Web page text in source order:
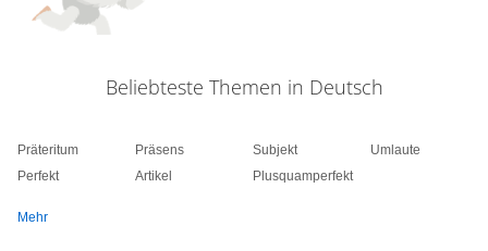
Beliebteste Themen in Deutsch
Präteritum
Perfekt
Präsens
Artikel
Subjekt
Plusquamperfekt
Umlaute
Mehr